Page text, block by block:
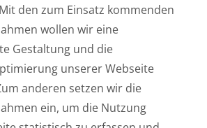
den zum Einsatz kommenden
wollen wir eine
Gestaltung und die
unserer Webseite
anderen setzen wir die
ein, um die Nutzung